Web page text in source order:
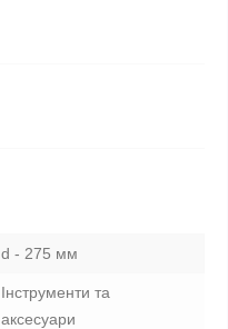
d - 275 мм
Інструменти та
аксесуари